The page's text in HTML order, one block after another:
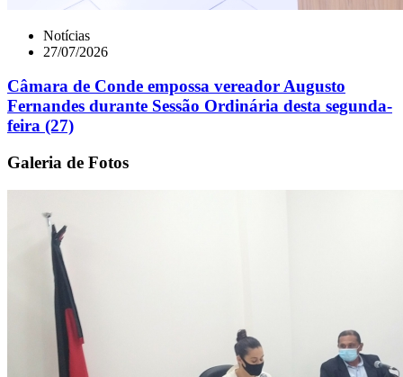
Notícias
27/07/2026
Câmara de Conde empossa vereador Augusto
Fernandes durante Sessão Ordinária desta segunda-
feira (27)
Galeria de Fotos